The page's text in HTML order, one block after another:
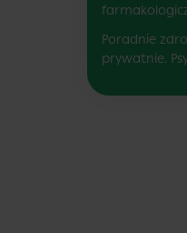
Poradnie
prywatnie.